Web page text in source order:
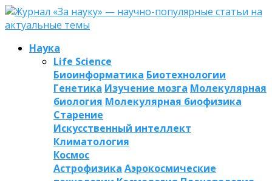
Наука
Life Science
Биоинформатика Биотехнологии
Генетика Изучение мозга Молекулярная
биология Молекулярная биофизика
Старение
Искусственный интеллект
Климатология
Космос
Астрофизика Аэрокосмические